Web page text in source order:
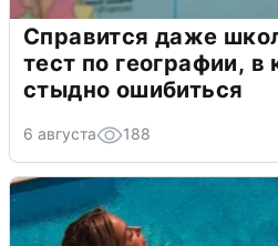
Справится даже
тест по географии, в
стыдно ошибиться
6 августа 188